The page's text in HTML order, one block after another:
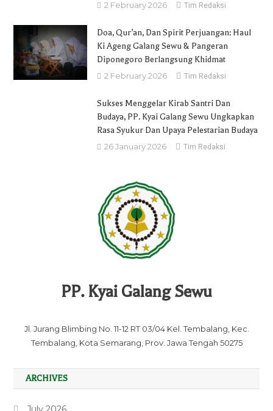
2 February 2026 Tim Redaksi
Doa, Qur’an, Dan Spirit Perjuangan: Haul
Ki Ageng Galang Sewu & Pangeran
Diponegoro Berlangsung Khidmat
2 February 2026 Tim Redaksi
Sukses Menggelar Kirab Santri Dan
Budaya, PP. Kyai Galang Sewu Ungkapkan
Rasa Syukur Dan Upaya Pelestarian Budaya
26 January 2026 Tim Redaksi
PP. Kyai Galang Sewu
Jl. Jurang Blimbing No. 11-12 RT 03/04 Kel. Tembalang, Kec.
Tembalang, Kota Semarang, Prov. Jawa Tengah 50275
ARCHIVES